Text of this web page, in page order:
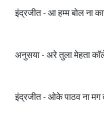
इंद्रजीत - आ हम्म बोल ना
अनुसया - अरे तुला मेहता
इंद्रजीत - ओके पाठव ना मग